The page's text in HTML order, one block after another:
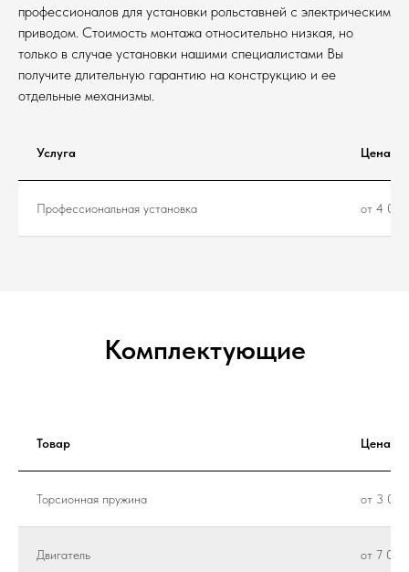
профессионалов для установки рольставней с электрическим
приводом. Стоимость монтажа относительно низкая, но
только в случае установки нашими специалистами Вы
получите длительную гарантию на конструкцию и ее
отдельные механизмы.
Услуга Цена
Профессиональная установка от 4
Комплектующие
Товар Цена
Торсионная пружина от 3
Двигатель от 7